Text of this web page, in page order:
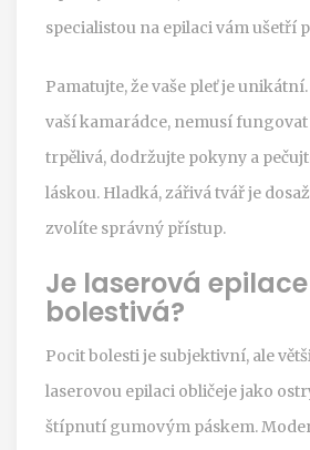
specialistou na epilaci vám ušetří
Pamatujte, že vaše pleť je
vaší kamarádce, nemusí fungovat
trpělivá, dodržujte pokyny a
láskou. Hladká, zářivá tvář je
zvolíte správný přístup.
Je laserová
bolestivá?
Pocit bolesti je subjektivní, ale
laserovou epilaci obličeje jako
štípnutí gumovým páskem.